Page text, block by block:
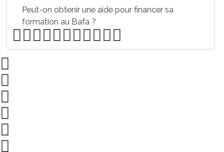
Peut-on obtenir une aide pour financer sa
formation au Bafa ?